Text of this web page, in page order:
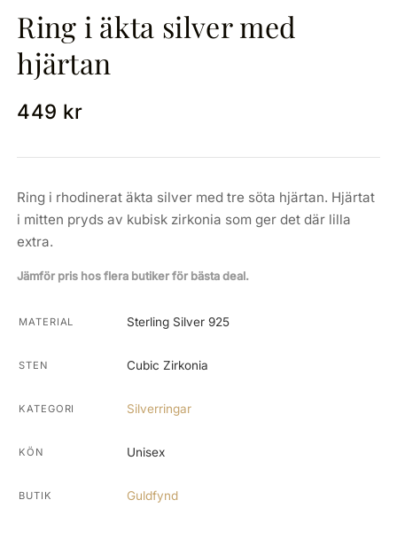
Ring i äkta silver med
hjärtan
449 kr
Ring i rhodinerat äkta silver med tre söta hjärtan. Hjärtat
i mitten pryds av kubisk zirkonia som ger det där lilla
extra.
Jämför pris hos flera butiker för bästa deal.
MATERIAL Sterling Silver 925
STEN Cubic Zirkonia
KATEGORI Silverringar
KÖN Unisex
BUTIK Guldfynd